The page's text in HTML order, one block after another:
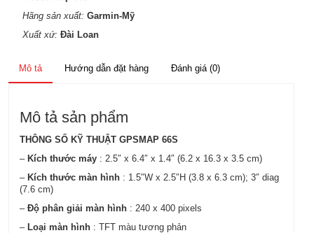
Hãng sản xuất: Garmin-Mỹ
Xuất xứ: Đài Loan
Mô tả Hướng dẫn đặt hàng Đánh giá (0)
Mô tả sản phẩm
THÔNG SỐ KỸ THUẬT GPSMAP 66S
– Kích thước máy : 2.5″ x 6.4″ x 1.4″ (6.2 x 16.3 x 3.5 cm)
– Kích thước màn hình : 1.5″W x 2.5″H (3.8 x 6.3 cm); 3″ diag
(7.6 cm)
– Độ phân giải màn hình : 240 x 400 pixels
– Loại màn hình : TFT màu tương phản